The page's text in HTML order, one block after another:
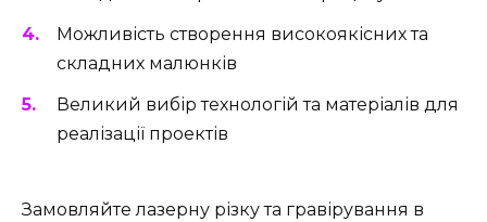
Можливість створення високоякісних та
складних малюнків
Великий вибір технологій та матеріалів для
реалізації проектів
Замовляйте лазерну різку та гравірування в